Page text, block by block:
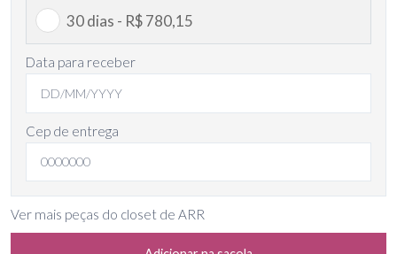
30 dias - R$ 780,15
Data para receber
Cep de entrega
Ver mais peças do closet de ARR